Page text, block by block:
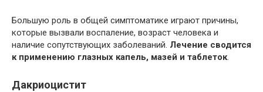
Большую роль в общей симптоматике играют причины,
которые вызвали воспаление, возраст человека и
наличие сопутствующих заболеваний. Лечение сводится
к применению глазных капель, мазей и таблеток.
Дакриоцистит